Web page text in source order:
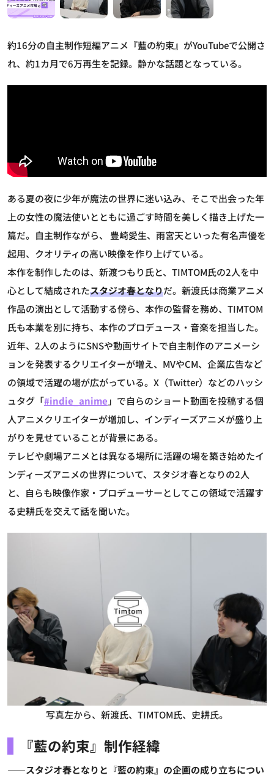
約16分の自主制作短編アニメ『藍の約束』がYouTubeで公開さ
れ、約1カ月で6万再生を記録。静かな話題となっている。
ある夏の夜に少年が魔法の世界に迷い込み、そこで出会った年
上の女性の魔法使いとともに過ごす時間を美しく描き上げた一
篇だ。自主制作ながら、 豊崎愛生、雨宮天といった有名声優を
起用、クオリティの高い映像を作り上げている。
本作を制作したのは、新渡つもり氏と、TIMTOM氏の2人を中
心として結成されたスタジオ春となりだ。新渡氏は商業アニメ
作品の演出として活動する傍ら、本作の監督を務め、TIMTOM
氏も本業を別に持ち、本作のプロデュース・音楽を担当した。
近年、2人のようにSNSや動画サイトで自主制作のアニメーシ
ョンを発表するクリエイターが増え、MVやCM、企業広告など
の領域で活躍の場が広がっている。X（Twitter）などのハッシ
ュタグ「#indie_anime 」で自らのショート動画を投稿する個
人アニメクリエイターが増加し、インディーズアニメが盛り上
がりを見せていることが背景にある。
テレビや劇場アニメとは異なる場所に活躍の場を築き始めたイ
ンディーズアニメの世界について、スタジオ春となりの2人
と、自らも映像作家・プロデューサーとしてこの領域で活躍す
る史耕氏を交えて話を聞いた。
写真左から、新渡氏、TIMTOM氏、史耕氏。
『藍の約束』制作経緯
――スタジオ春となりと『藍の約束』の企画の成り立ちについ